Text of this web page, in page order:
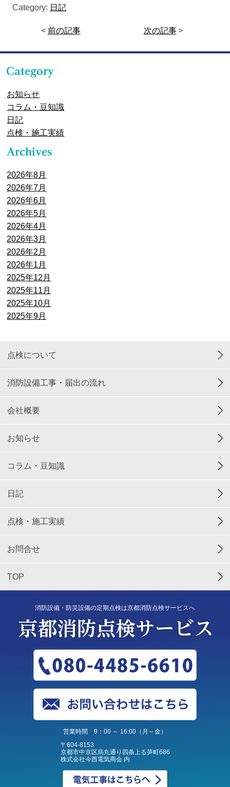
Category: 日記
< 前の記事 次の記事 >
お知らせ
コラム・豆知識
日記
点検・施工実績
2026年8月
2026年7月
2026年6月
2026年5月
2026年4月
2026年3月
2026年2月
2026年1月
2025年12月
2025年11月
2025年10月
2025年9月
点検について
消防設備工事・届出の流れ
会社概要
お知らせ
コラム・豆知識
日記
点検・施工実績
お問合せ
TOP
消防設備・防災設備の定期点検は京都消防点検サービスへ
営業時間 9：00 ～ 16:00（月～金）
〒604-8153
京都市中京区烏丸通り四条上る笋町686
株式会社今西電気商会 内